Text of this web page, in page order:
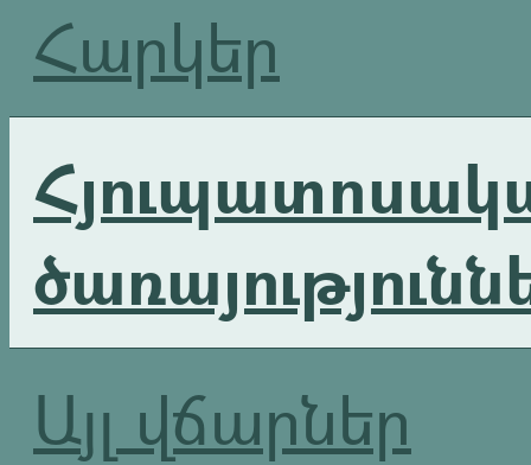
Հարկեր
Այլ վճարներ